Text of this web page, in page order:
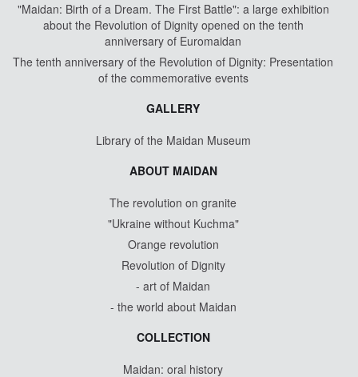
"Maidan: Birth of a Dream. The First Battle": a large exhibition
about the Revolution of Dignity opened on the tenth
anniversary of Euromaidan
The tenth anniversary of the Revolution of Dignity: Presentation
of the commemorative events
GALLERY
Library of the Maidan Museum
ABOUT MAIDAN
The revolution on granite
"Ukraine without Kuchma"
Orange revolution
Revolution of Dignity
- art of Maidan
- the world about Maidan
COLLECTION
Maidan: oral history